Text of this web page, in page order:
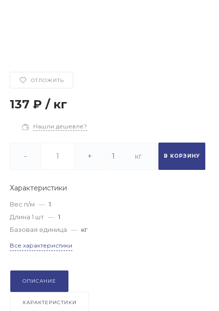
ОТЛОЖИТЬ
137 ₽ / кг
Нашли дешевле?
- + В КОРЗИНУ
Характеристики
Вес п/м — 1
Длина 1 шт — 1
Базовая единица — кг
Все характеристики
ОПИСАНИЕ
ХАРАКТЕРИСТИКИ